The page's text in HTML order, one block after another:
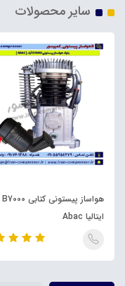
سایر محصولات
ایتالیا Abac